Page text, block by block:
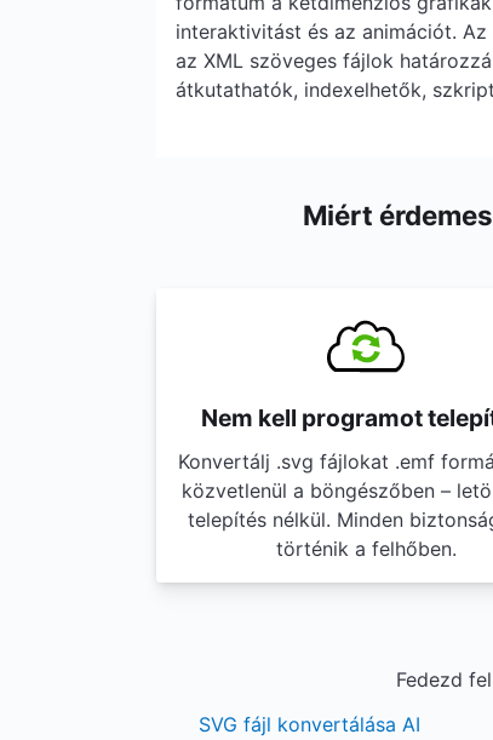
interaktivitást és az animációt.
az XML szöveges fájlok
átkutathatók, indexelhetők,
Miért
Nem kell programot
Konvertálj .svg fájlokat .emf
közvetlenül a böngészőben –
telepítés nélkül. Minden
történik a felhőben.
Fedezd
SVG fájl konvertálása AI